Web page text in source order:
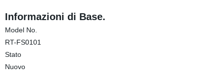
Informazioni di Base.
Model No.
RT-FS0101
Stato
Nuovo